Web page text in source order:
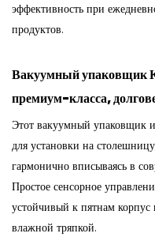
эффективность при
продуктов.
Вакуумный упаковщик
премиум-класса,
Этот вакуумный упаковщик
для установки на
гармонично вписываясь в
Простое сенсорное
устойчивый к пятнам корпус
влажной тряпкой.